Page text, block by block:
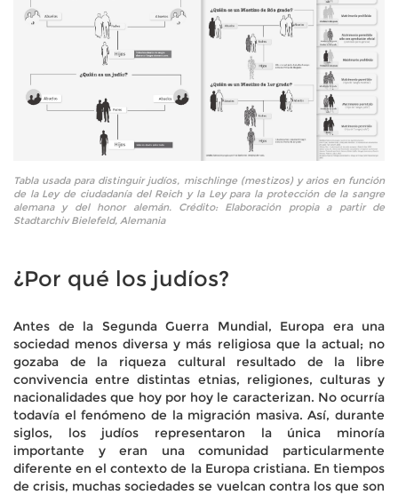
Tabla usada para distinguir judíos, mischlinge (mestizos) y arios en función
de la Ley de ciudadanía del Reich y la Ley para la protección de la sangre
alemana y del honor alemán. Crédito: Elaboración propia a partir de
Stadtarchiv Bielefeld, Alemania
¿Por qué los judíos?
Antes de la Segunda Guerra Mundial, Europa era una
sociedad menos diversa y más religiosa que la actual; no
gozaba de la riqueza cultural resultado de la libre
convivencia entre distintas etnias, religiones, culturas y
nacionalidades que hoy por hoy le caracterizan. No ocurría
todavía el fenómeno de la migración masiva. Así, durante
siglos, los judíos representaron la única minoría
importante y eran una comunidad particularmente
diferente en el contexto de la Europa cristiana. En tiempos
de crisis, muchas sociedades se vuelcan contra los que son